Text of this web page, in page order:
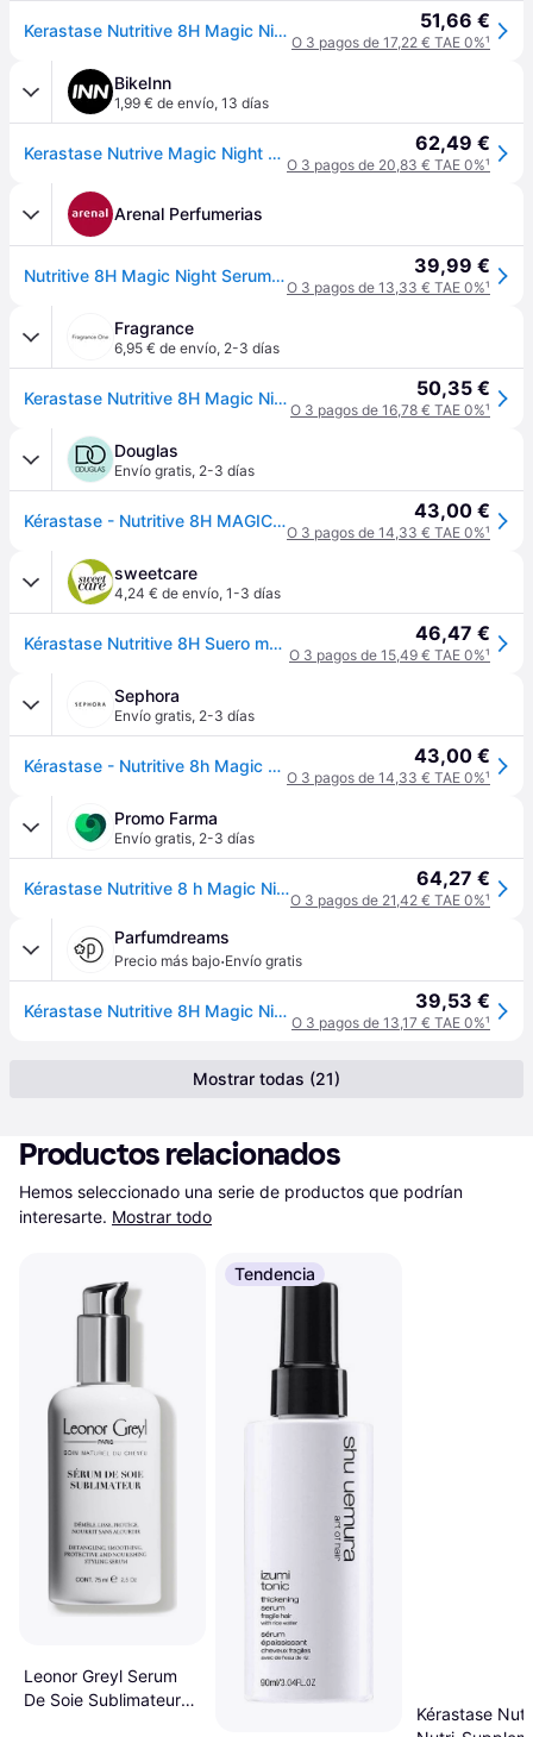
Kerastase Nutritive 8H Magic Night Serum 90 ml 51,66 €
O 3 pagos de 17,22 € TAE 0%¹
BikeInn
1,99 € de envío, 13 días
Kerastase Nutrive Magic Night 90ml Hair Serum Transparente 62,49 €
O 3 pagos de 20,83 € TAE 0%¹
Arenal Perfumerias
Nutritive 8H Magic Night Serum 90ML 39,99 €
O 3 pagos de 13,33 € TAE 0%¹
Fragrance
6,95 € de envío, 2-3 días
Kerastase Nutritive 8H Magic Night Serum 90 ml 50,35 €
O 3 pagos de 16,78 € TAE 0%¹
Douglas
Envío gratis, 2-3 días
Kérastase - Nutritive 8H MAGIC NIGHT SERUM SÉRUM DE NOCHE NUTRICIÓN INTENSA PARA CABELLO SECO Sérums y aceites capilares 90 ml unisex 43,00 €
O 3 pagos de 14,33 € TAE 0%¹
sweetcare
4,24 € de envío, 1-3 días
Kérastase Nutritive 8H Suero mágico sin aclarado para la noche 90mL 46,47 €
O 3 pagos de 15,49 € TAE 0%¹
Sephora
Envío gratis, 2-3 días
Kérastase - Nutritive 8h Magic Night Serum - Sérum 43,00 €
O 3 pagos de 14,33 € TAE 0%¹
Promo Farma
Envío gratis, 2-3 días
Kérastase Nutritive 8 h Magic Night Serum 90 ml 64,27 €
O 3 pagos de 21,42 € TAE 0%¹
Parfumdreams
Precio más bajo·Envío gratis
Kérastase Nutritive 8H Magic Night Serum Suero capilar Mujer 90 ml 39,53 €
O 3 pagos de 13,17 € TAE 0%¹
Mostrar todas (21)
Productos relacionados
Hemos seleccionado una serie de productos que podrían
interesarte. Mostrar todo
Leonor Greyl Serum
De Soie Sublimateur
Tendencia
Kérastase